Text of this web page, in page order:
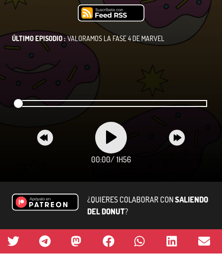
ÚLTIMO EPISODIO : VALORAMOS LA FASE 4 DE MARVEL
00:00/ 1H56
¿QUIERES COLABORAR CONSALIENDO
DEL DONUT?